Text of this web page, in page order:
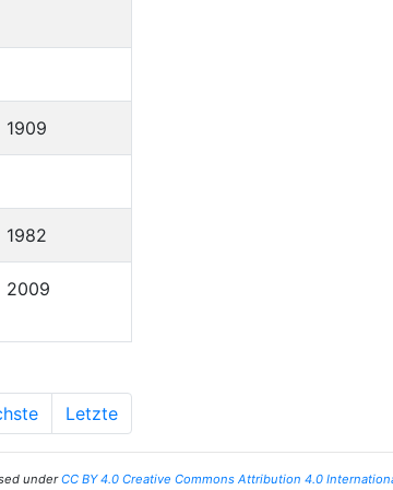
1909
1982
2009
Letzte
underCC BY 4.0 Creative Commons Attribution 4.0